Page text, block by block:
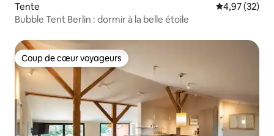
Tente Évaluation
4,97 (32)
Bubble Tent Berlin : dormir à la belle étoile
Coup de cœur voyageurs
Coup de cœur voyageurs